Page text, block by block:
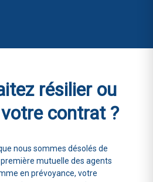
résilier ou
contrat ?
nous sommes désolés de
première mutuelle des agents
en prévoyance, votre